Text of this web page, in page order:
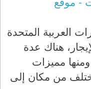
العربية المتحدة
هناك عدة
مميزات
من مكان إلى